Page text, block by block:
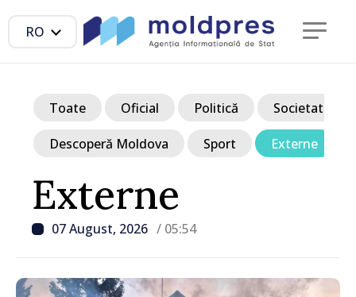
RO
Externe
07 August, 2026 / 05:54
Toate Oficial Politică Societate
Descoperă Moldova Sport Externe